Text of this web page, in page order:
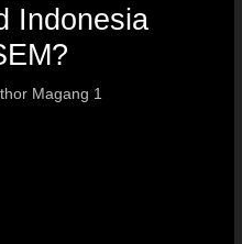
Indonesia
Magang 1